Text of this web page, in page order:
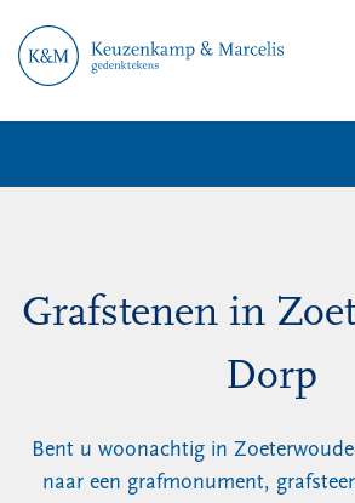
Grafstenen in
Dorp
Bent u woonachtig in
naar een grafmonument,